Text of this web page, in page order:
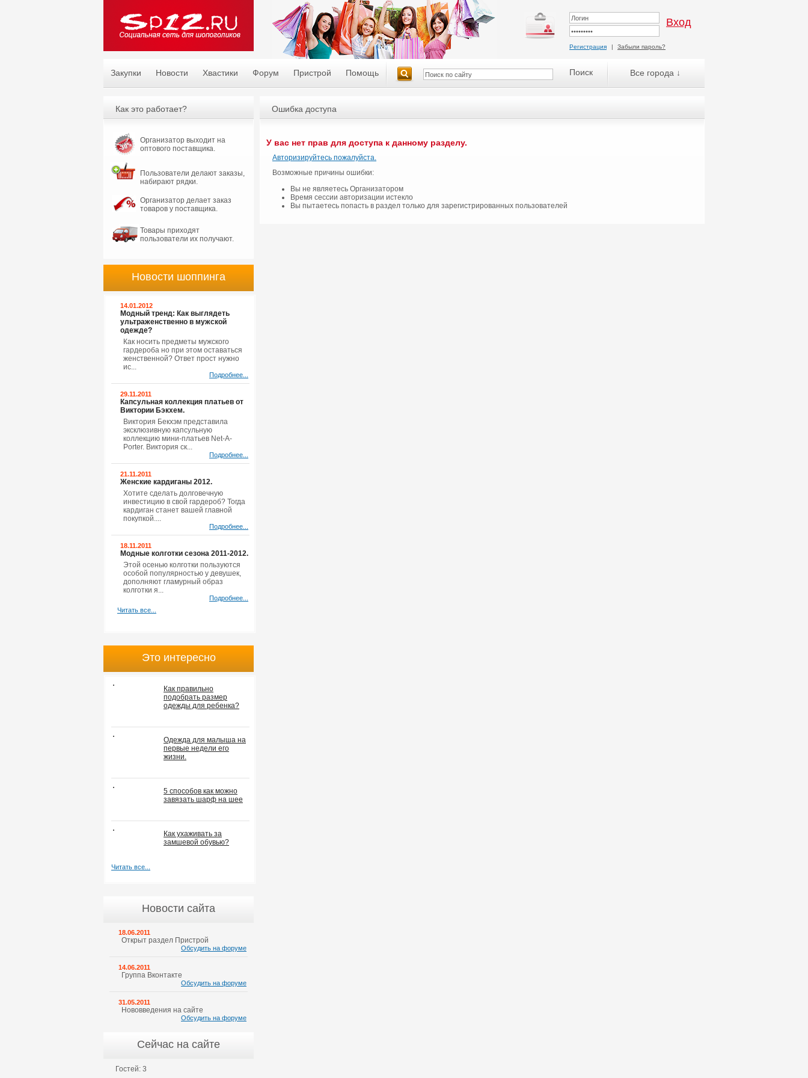
Регистрация | Забыли пароль?
Закупки Новости Хвастики Форум Пристрой Помощь Все города ↓
Ошибка доступа
У вас нет прав для доступа к данному разделу.
Авторизируйтесь пожалуйста.
Возможные причины ошибки:
Вы не являетесь Организатором
Время сессии авторизации истекло
Вы пытаетесь попасть в раздел только для зарегистрированных пользователей
Как это работает?
Организатор выходит на
оптового поставщика.
Пользователи делают заказы,
набирают рядки.
Организатор делает заказ
товаров у поставщика.
Товары приходят
пользователи их получают.
Новости шоппинга
14.01.2012
Модный тренд: Как выглядеть
ультраженственно в мужской
одежде?
Как носить предметы мужского
гардероба но при этом оставаться
женственной? Ответ прост нужно
ис...
Подробнее...
29.11.2011
Капсульная коллекция платьев от
Виктории Бэкхем.
Виктория Бекхэм представила
эксклюзивную капсульную
коллекцию мини-платьев Net-A-
Porter. Виктория ск...
Подробнее...
21.11.2011
Женские кардиганы 2012.
Хотите сделать долговечную
инвестицию в свой гардероб? Тогда
кардиган станет вашей главной
покупкой....
Подробнее...
18.11.2011
Модные колготки сезона 2011-2012.
Этой осенью колготки пользуются
особой популярностью у девушек,
дополняют гламурный образ
колготки я...
Подробнее...
Читать все...
Это интересно
Как правильно
подобрать размер
одежды для ребенка?
Одежда для малыша на
первые недели его
жизни.
5 способов как можно
завязать шарф на шее
Как ухаживать за
замшевой обувью?
Читать все...
Новости сайта
18.06.2011
Открыт раздел Пристрой
Обсудить на форуме
14.06.2011
Группа Вконтакте
Обсудить на форуме
31.05.2011
Нововведения на сайте
Обсудить на форуме
Сейчас на сайте
Гостей: 3